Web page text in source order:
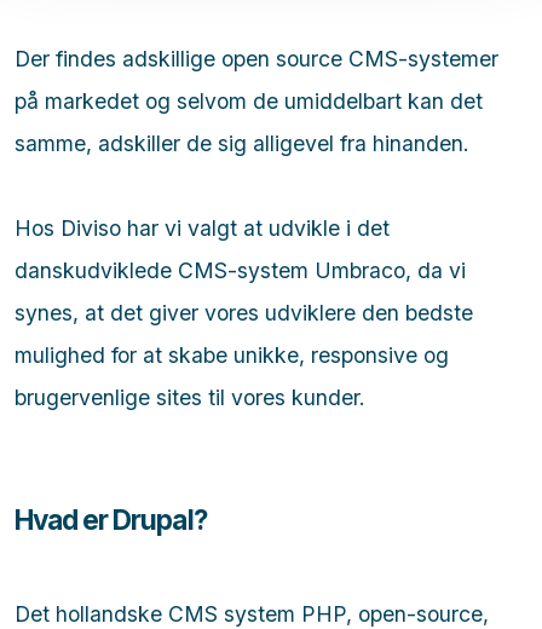
Der findes adskillige open source CMS-systemer
på markedet og selvom de umiddelbart kan det
samme, adskiller de sig alligevel fra hinanden.
Hos Diviso har vi valgt at udvikle i det
danskudviklede CMS-system Umbraco, da vi
synes, at det giver vores udviklere den bedste
mulighed for at skabe unikke, responsive og
brugervenlige sites til vores kunder.
Hvad er Drupal?
Det hollandske CMS system PHP, open-source,